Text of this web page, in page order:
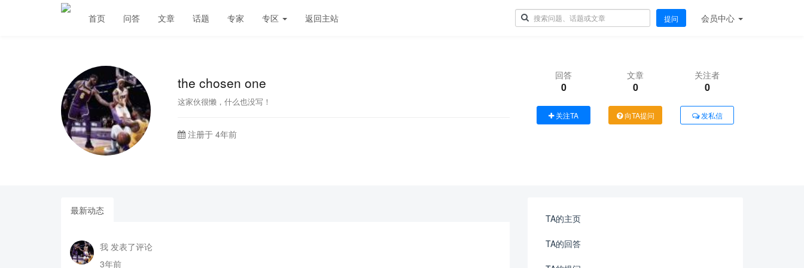
首页 问答 文章 话题 专家 专区 返回主站 提问 会员中心
the chosen one
这家伙很懒，什么也没写！
注册于 4年前
回答
0
文章
0
关注者
0
关注TA 向TA提问 发私信
最新动态
我 发表了评论
3年前
TA的主页
TA的回答